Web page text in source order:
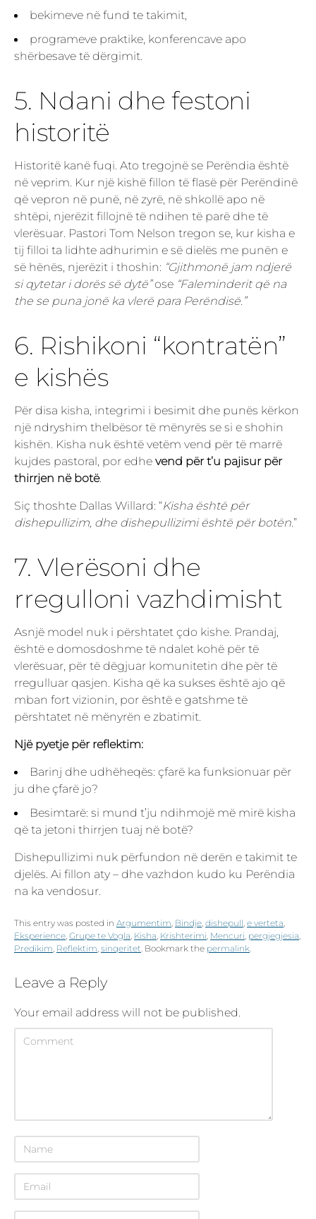
bekimeve në fund te takimit,
programeve praktike, konferencave apo
shërbesave të dërgimit.
5. Ndani dhe festoni
historitë
Historitë kanë fuqi. Ato tregojnë se Perëndia është
në veprim. Kur një kishë fillon të flasë për Perëndinë
që vepron në punë, në zyrë, në shkollë apo në
shtëpi, njerëzit fillojnë të ndihen të parë dhe të
vlerësuar. Pastori Tom Nelson tregon se, kur kisha e
tij filloi ta lidhte adhurimin e së dielës me punën e
së hënës, njerëzit i thoshin: “Gjithmonë jam ndjerë
si qytetar i dorës së dytë”ose “Faleminderit që na
the se puna jonë ka vlerë para Perëndisë.”
6. Rishikoni “kontratën”
e kishës
Për disa kisha, integrimi i besimit dhe punës kërkon
një ndryshim thelbësor të mënyrës se si e shohin
kishën. Kisha nuk është vetëm vend për të marrë
kujdes pastoral, por edhe vend për t’u pajisur për
thirrjen në botë.
Siç thoshte Dallas Willard: “Kisha është për
dishepullizim, dhe dishepullizimi është për botën.”
7. Vlerësoni dhe
rregulloni vazhdimisht
Asnjë model nuk i përshtatet çdo kishe. Prandaj,
është e domosdoshme të ndalet kohë për të
vlerësuar, për të dëgjuar komunitetin dhe për të
rregulluar qasjen. Kisha që ka sukses është ajo që
mban fort vizionin, por është e gatshme të
përshtatet në mënyrën e zbatimit.
Një pyetje për reflektim:
Barinj dhe udhëheqës: çfarë ka funksionuar për
ju dhe çfarë jo?
Besimtarë: si mund t’ju ndihmojë më mirë kisha
që ta jetoni thirrjen tuaj në botë?
Dishepullizimi nuk përfundon në derën e takimit te
djelës. Ai fillon aty – dhe vazhdon kudo ku Perëndia
na ka vendosur.
This entry was posted in Argumentim, Bindje, dishepull, e verteta,
Eksperience, Grupe te Vogla, Kisha, Krishterimi, Mencuri, pergjegjesia,
Predikim, Reflektim, sinqeritet. Bookmark the permalink.
Leave a Reply
Your email address will not be published.